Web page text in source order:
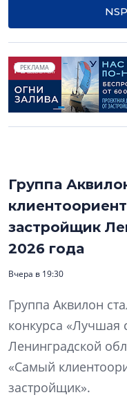
РЕКЛАМА
Группа
застройщик
2026 года
Вчера в 19:30
Группа Аквилон
конкурса «Лучшая
Ленинградской
«Самый
застройщик».